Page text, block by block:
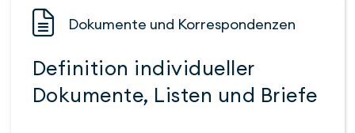
Dokumente und Korres­pondenzen
Definition individueller
Dokumente, Listen und Briefe